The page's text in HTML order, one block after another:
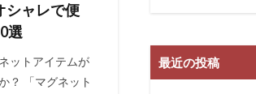
シャレで便
選
ットアイテムが
？ 「マグネット
最近の投稿